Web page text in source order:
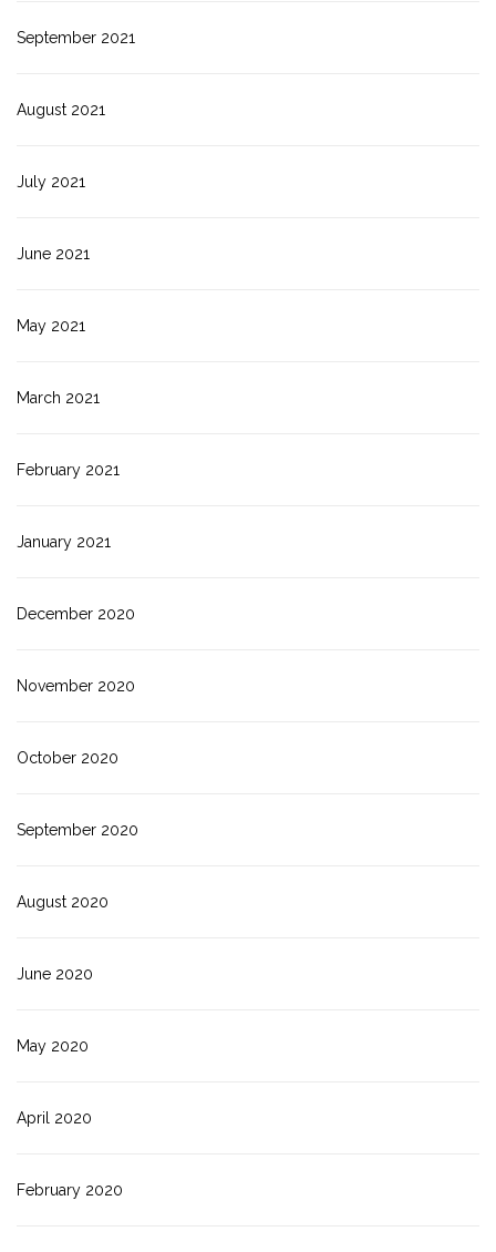
September 2021
August 2021
July 2021
June 2021
May 2021
March 2021
February 2021
January 2021
December 2020
November 2020
October 2020
September 2020
August 2020
June 2020
May 2020
April 2020
February 2020